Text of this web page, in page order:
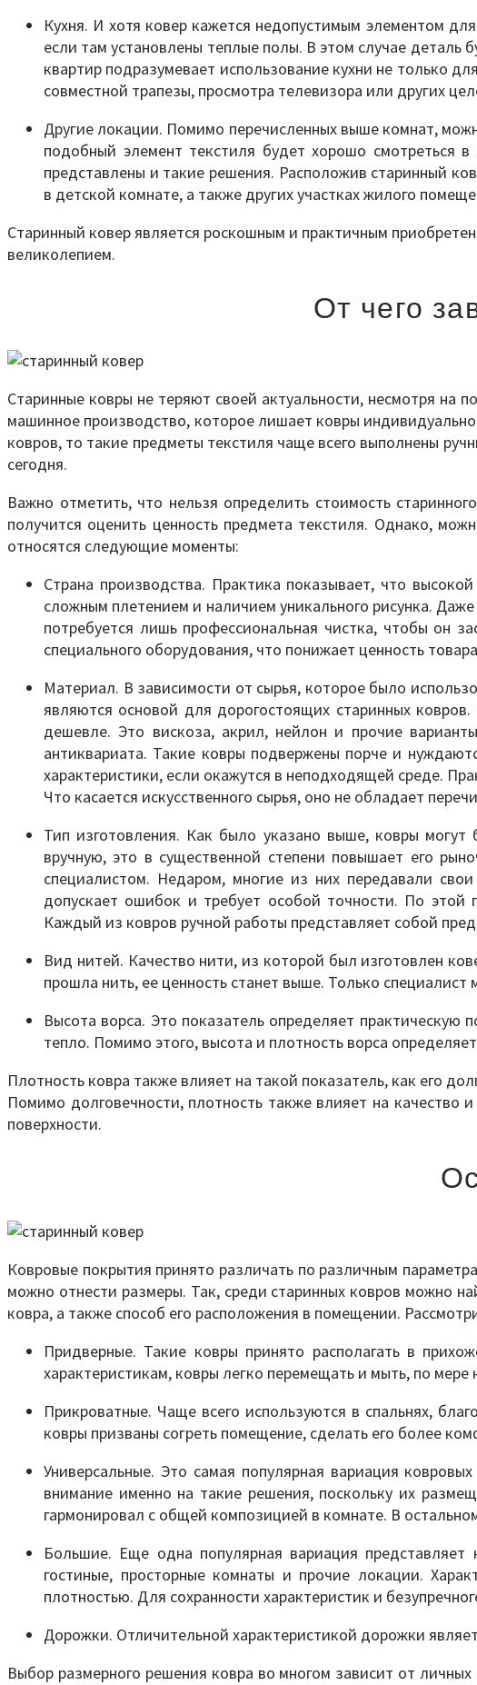
Кухня. И хотя ковер кажется недопустимым элементом
если там установлены теплые полы. В этом случае деталь
квартир подразумевает использование кухни не только
совместной трапезы, просмотра телевизора или других
Другие локации. Помимо перечисленных выше комнат,
подобный элемент текстиля будет хорошо смотреться
представлены и такие решения. Расположив старинный
в детской комнате, а также других участках жилого
Старинный ковер является роскошным и практичным
великолепием.
От чего
Старинные ковры не теряют своей актуальности, несмотря на
машинное производство, которое лишает ковры
ковров, то такие предметы текстиля чаще всего выполнены
сегодня.
Важно отметить, что нельзя определить стоимость
получится оценить ценность предмета текстиля. Однако,
относятся следующие моменты:
Страна производства. Практика показывает, что
сложным плетением и наличием уникального рисунка.
потребуется лишь профессиональная чистка, чтобы он
специального оборудования, что понижает ценность
Материал. В зависимости от сырья, которое было
являются основой для дорогостоящих старинных
дешевле. Это вискоза, акрил, нейлон и прочие
антиквариата. Такие ковры подвержены порче и
характеристики, если окажутся в неподходящей среде.
Что касается искусственного сырья, оно не обладает
Тип изготовления. Как было указано выше, ковры
вручную, это в существенной степени повышает его
специалистом. Недаром, многие из них передавали
допускает ошибок и требует особой точности. По этой
Каждый из ковров ручной работы представляет собой
Вид нитей. Качество нити, из которой был изготовлен
прошла нить, ее ценность станет выше. Только
Высота ворса. Это показатель определяет практическую
тепло. Помимо этого, высота и плотность ворса
Плотность ковра также влияет на такой показатель, как его
Помимо долговечности, плотность также влияет на качество
поверхности.
Ковровые покрытия принято различать по различным
можно отнести размеры. Так, среди старинных ковров можно
ковра, а также способ его расположения в помещении.
Придверные. Такие ковры принято располагать в
характеристикам, ковры легко перемещать и мыть, по мере
Прикроватные. Чаще всего используются в спальнях,
ковры призваны согреть помещение, сделать его более
Универсальные. Это самая популярная вариация
внимание именно на такие решения, поскольку их
гармонировал с общей композицией в комнате. В
Большие. Еще одна популярная вариация
гостиные, просторные комнаты и прочие локации.
плотностью. Для сохранности характеристик и
Дорожки. Отличительной характеристикой дорожки
Выбор размерного решения ковра во многом зависит от